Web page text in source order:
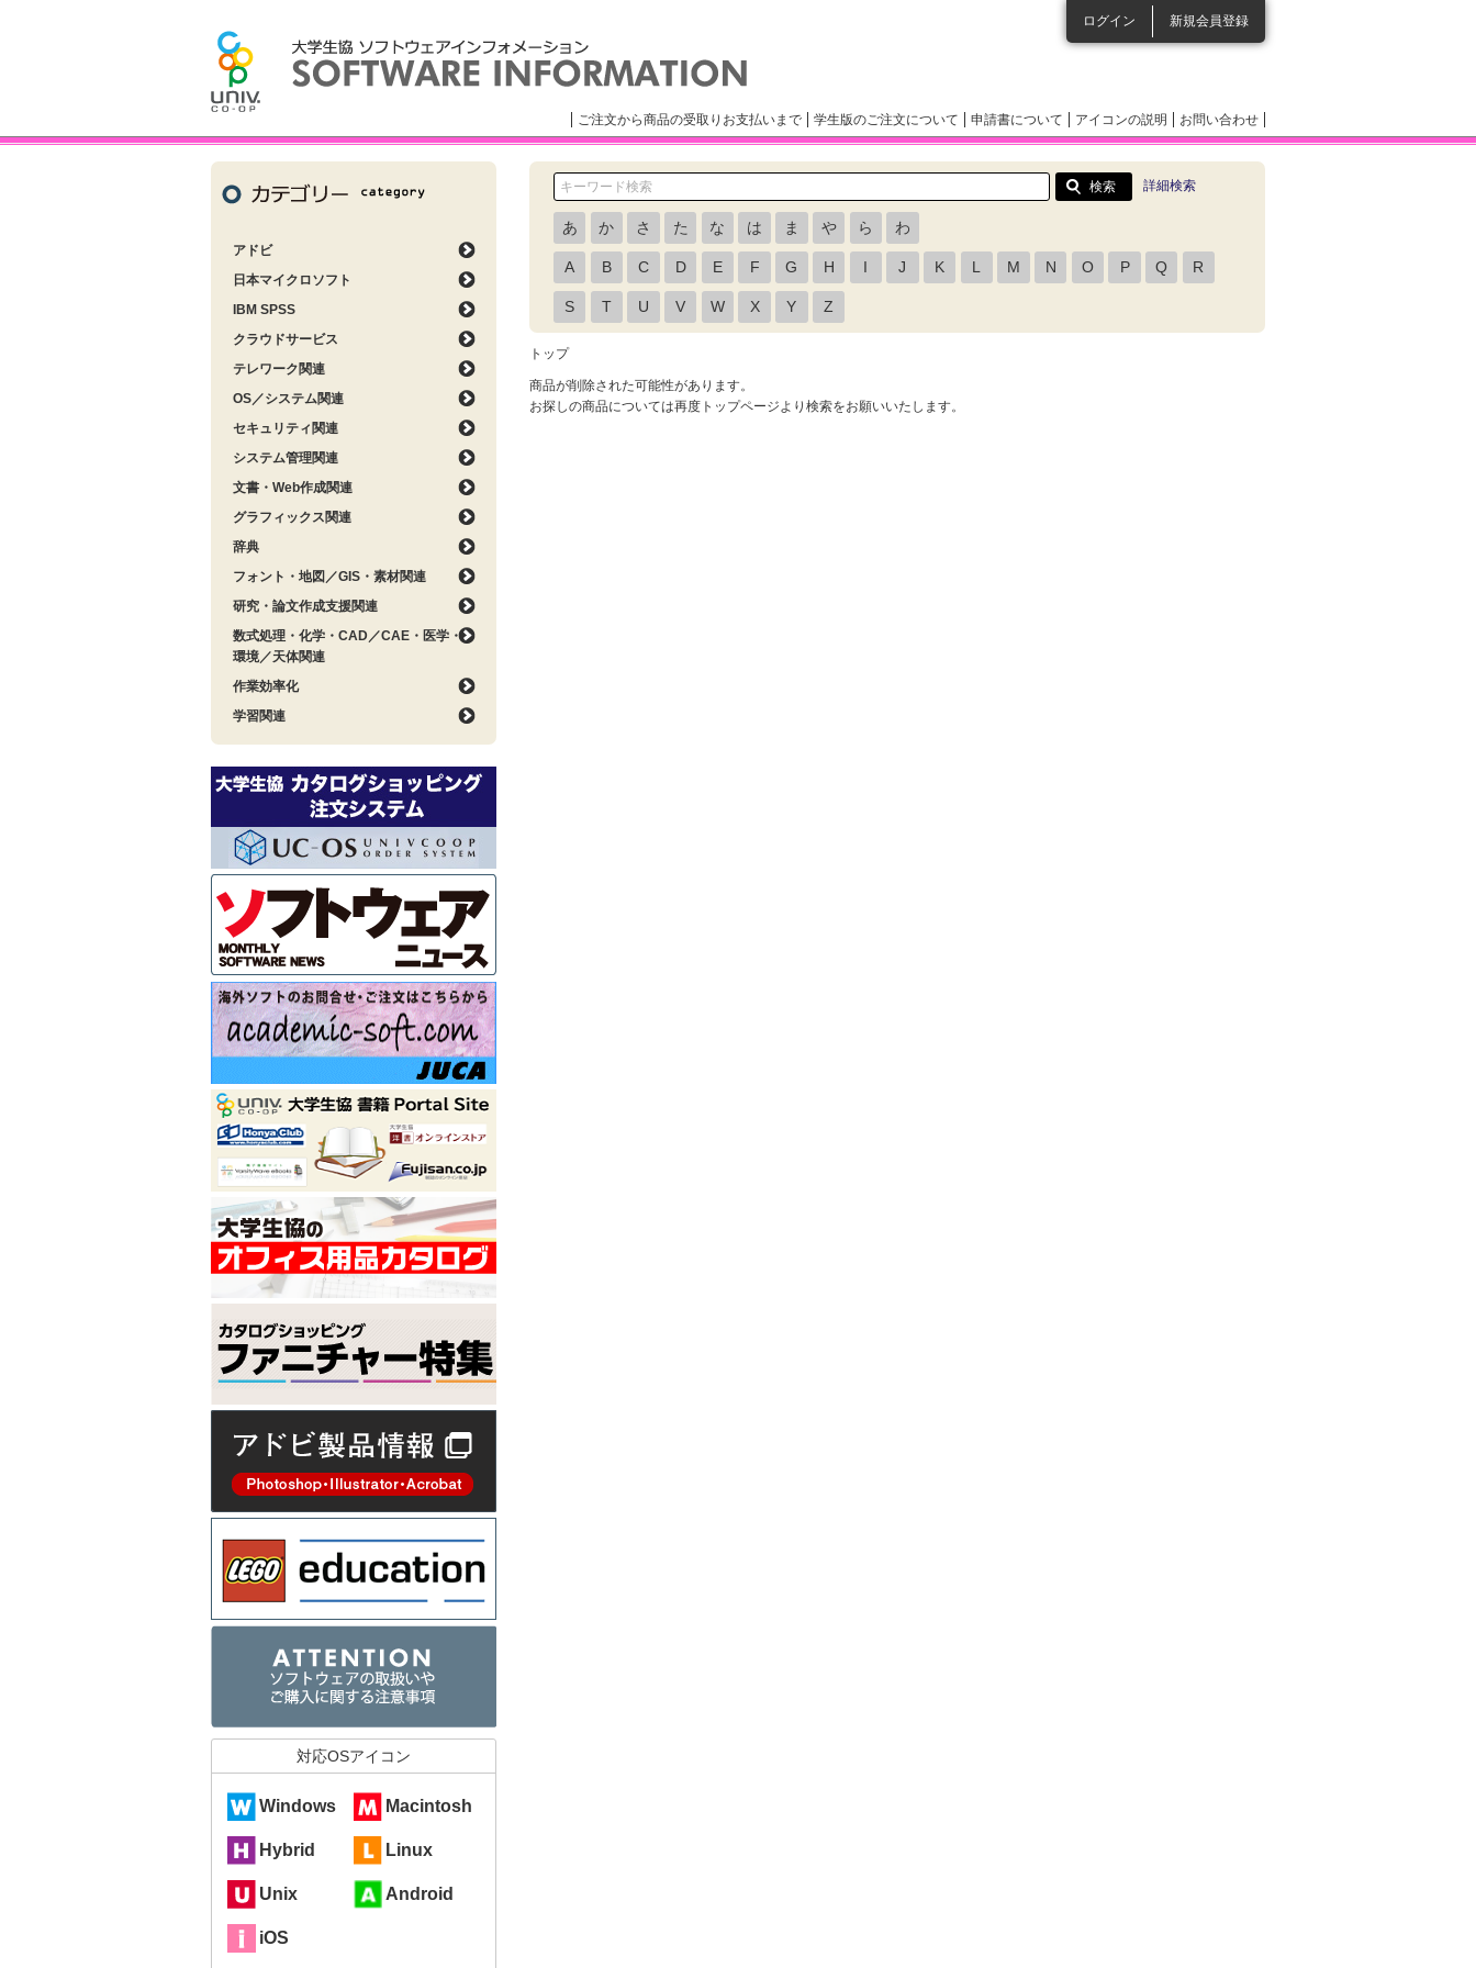
ログイン 新規会員登録
ご注文から商品の受取りお支払いまで 学生版のご注文について 申請書について アイコンの説明 お問い合わせ
詳細検索
あ か さ た な は ま や ら わ
A B C D E F G H I J K L M N O P Q R
S T U V W X Y Z
トップ
商品が削除された可能性があります。
お探しの商品については再度トップページより検索をお願いいたします。
アドビ
日本マイクロソフト
IBM SPSS
クラウドサービス
テレワーク関連
OS／システム関連
セキュリティ関連
システム管理関連
文書・Web作成関連
グラフィックス関連
辞典
フォント・地図／GIS・素材関連
研究・論文作成支援関連
数式処理・化学・CAD／CAE・医学・
環境／天体関連
作業効率化
学習関連
対応OSアイコン
Windows Macintosh
Hybrid Linux
Unix Android
iOS